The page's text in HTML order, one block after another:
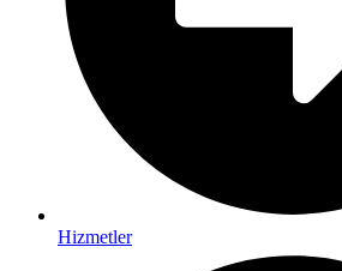
Hizmetler